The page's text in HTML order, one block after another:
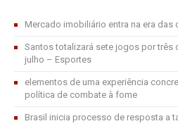
Mercado imobiliário entra na era das
Santos totalizará sete jogos por três
julho – Esportes
elementos de uma experiência
política de combate à fome
Brasil inicia processo de resposta a